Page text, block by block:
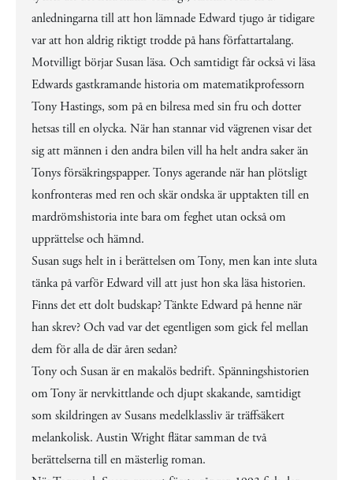
anledningarna till att hon lämnade Edward tjugo år tidigare
var att hon aldrig riktigt trodde på hans författartalang.
Motvilligt börjar Susan läsa. Och samtidigt får också vi läsa
Edwards gastkramande historia om matematikprofessorn
Tony Hastings, som på en bilresa med sin fru och dotter
hetsas till en olycka. När han stannar vid vägrenen visar det
sig att männen i den andra bilen vill ha helt andra saker än
Tonys försäkringspapper. Tonys agerande när han plötsligt
konfronteras med ren och skär ondska är upptakten till en
mardrömshistoria inte bara om feghet utan också om
upprättelse och hämnd.
Susan sugs helt in i berättelsen om Tony, men kan inte sluta
tänka på varför Edward vill att just hon ska läsa historien.
Finns det ett dolt budskap? Tänkte Edward på henne när
han skrev? Och vad var det egentligen som gick fel mellan
dem för alla de där åren sedan?
Tony och Susan är en makalös bedrift. Spänningshistorien
om Tony är nervkittlande och djupt skakande, samtidigt
som skildringen av Susans medelklassliv är träffsäkert
melankolisk. Austin Wright flätar samman de två
berättelserna till en mästerlig roman.